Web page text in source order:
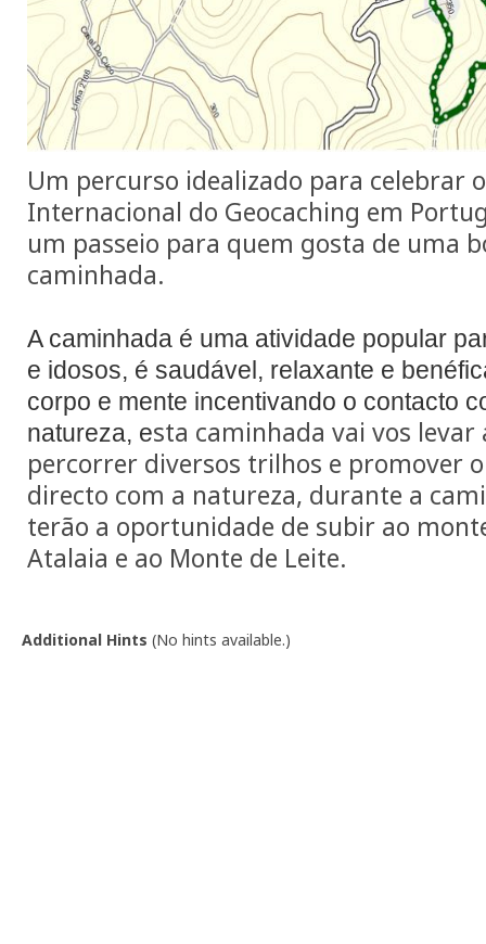
Um percurso idealizado para celebrar
Internacional do Geocaching em
um passeio para quem gosta de uma
caminhada.
A caminhada é uma atividade popular
e idosos, é saudável, relaxante e
corpo e mente incentivando o contacto
natureza, esta caminhada vai vos levar
percorrer diversos trilhos e promover
directo com a natureza, durante a
terão a oportunidade de subir ao
Atalaia e ao Monte de Leite.
Additional Hints (No hints available.)